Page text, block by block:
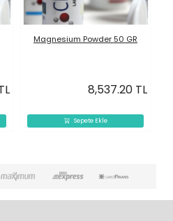
Sepete Ekle
Magnesium Powder 50 GR
8,537.20 TL